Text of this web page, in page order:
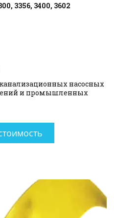
3356, 3400, 3602
насосных
и промышленных